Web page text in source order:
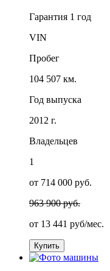
Гарантия 1 год
VIN
Пробег
104 507 км.
Год выпуска
2012 г.
Владельцев
1
от 714 000 руб.
963 900 руб.
от 13 441 руб/мес.
Купить